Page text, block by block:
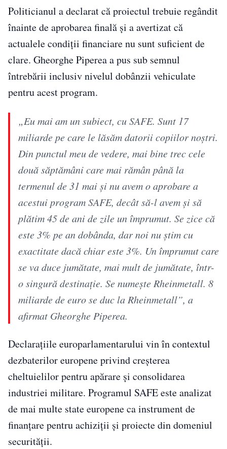
Politicianul a declarat că proiectul trebuie regândit
înainte de aprobarea finală și a avertizat că
actualele condiții financiare nu sunt suficient de
clare. Gheorghe Piperea a pus sub semnul
întrebării inclusiv nivelul dobânzii vehiculate
pentru acest program.
„Eu mai am un subiect, cu SAFE. Sunt 17
miliarde pe care le lăsăm datorii copiilor noștri.
Din punctul meu de vedere, mai bine trec cele
două săptămâni care mai rămân până la
termenul de 31 mai și nu avem o aprobare a
acestui program SAFE, decât să-l avem și să
plătim 45 de ani de zile un împrumut. Se zice că
este 3% pe an dobânda, dar noi nu știm cu
exactitate dacă chiar este 3%. Un împrumut care
se va duce jumătate, mai mult de jumătate, într-
o singură destinație. Se numește Rheinmetall. 8
miliarde de euro se duc la Rheinmetall”, a
afirmat Gheorghe Piperea.
Declarațiile europarlamentarului vin în contextul
dezbaterilor europene privind creșterea
cheltuielilor pentru apărare și consolidarea
industriei militare. Programul SAFE este analizat
de mai multe state europene ca instrument de
finanțare pentru achiziții și proiecte din domeniul
securității.